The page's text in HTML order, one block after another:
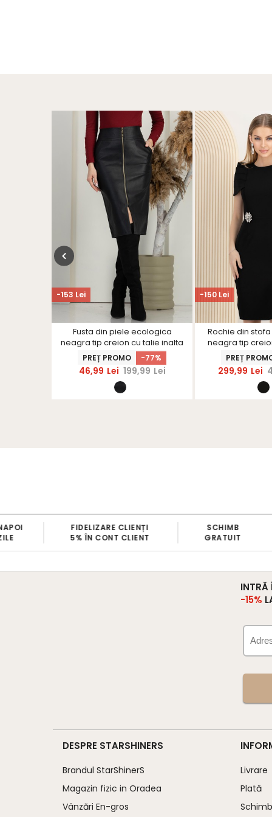
-153 Lei
Fusta din piele ecologica
neagra tip creion cu talie inalta
PREȚ PROMO -77%
46,99 Lei 199,99 Lei
-150 Lei
Rochie din
neagra tip
picior -
PREȚ
299,99 Lei
FIDELIZARE CLIENȚI
5% ÎN CONT CLIENT
SCHIMB
GRATUIT
INTRĂ
-15%
DESPRE STARSHINERS
Brandul StarShinerS
Magazin fizic in Oradea
Vânzări En-gros
Livrare
Plată